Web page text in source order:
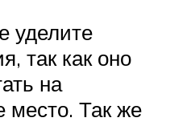
уделите
так как оно
на
место. Так же